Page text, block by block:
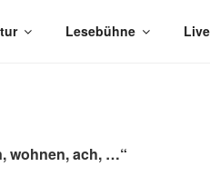
Lesebühne Live
wohnen, ach, …“